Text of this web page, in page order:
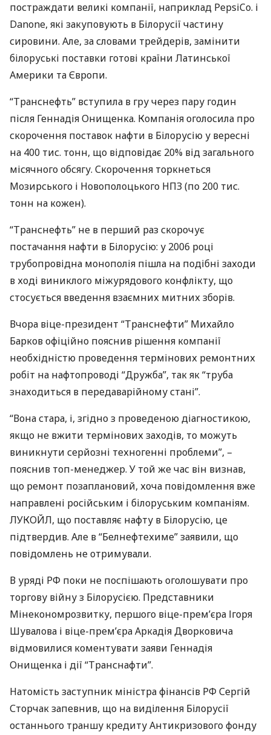
постраждати великі компанії, наприклад PepsiCo. і
Danone, які закуповують в Білорусії частину
сировини. Але, за словами трейдерів, замінити
білоруські поставки готові країни Латинської
Америки та Європи.
“Транснефть” вступила в гру через пару годин
після Геннадія Онищенка. Компанія оголосила про
скорочення поставок нафти в Білорусію у вересні
на 400 тис. тонн, що відповідає 20% від загального
місячного обсягу. Скорочення торкнеться
Мозирського і Новополоцького НПЗ(по 200 тис.
тонн на кожен).
“Транснефть” не в перший раз скорочує
постачання нафти в Білорусію: у 2006 році
трубопровідна монополія пішла на подібні заходи
в ході виниклого міжурядового конфлікту, що
стосується введення взаємних митних зборів.
Вчора віце-президент “Транснефти” Михайло
Барков офіційно пояснив рішення компанії
необхідністю проведення термінових ремонтних
робіт на нафтопроводі “Дружба”, так як “труба
знаходиться в передаварійному стані”.
“Вона стара, і, згідно з проведеною діагностикою,
якщо не вжити термінових заходів, то можуть
виникнути серйозні техногенні проблеми”, –
пояснив топ-менеджер. У той же час він визнав,
що ремонт позаплановий, хоча повідомлення вже
направлені російським і білоруським компаніям.
ЛУКОЙЛ, що поставляє нафту в Білорусію, це
підтвердив. Але в “Белнефтехиме” заявили, що
повідомлень не отримували.
В уряді РФ поки не поспішають оголошувати про
торгову війну з Білорусією. Представники
Мінекономрозвитку, першого віце-прем’єра Ігоря
Шувалова і віце-прем’єра Аркадія Дворковича
відмовилися коментувати заяви Геннадія
Онищенка і дії “Транснафти”.
Натомість заступник міністра фінансів РФ Сергій
Сторчак запевнив, що на виділення Білорусії
останнього траншу кредиту Антикризового фонду